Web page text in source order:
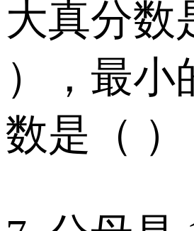
大真分数
），最小
数是（ ）